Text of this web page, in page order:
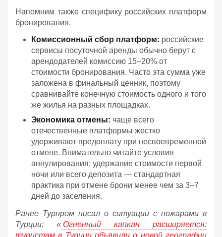
Напомним также специфику российских платформ
бронирования.
Комиссионный сбор платформ: российские
сервисы посуточной аренды обычно берут с
арендодателей комиссию 15–20% от
стоимости бронирования. Часто эта сумма уже
заложена в финальный ценник, поэтому
сравнивайте конечную стоимость одного и того
же жилья на разных площадках.
Экономика отмены: чаще всего
отечественные платформы жестко
удерживают предоплату при несвоевременной
отмене. Внимательно читайте условия
аннулирования: удержание стоимости первой
ночи или всего депозита — стандартная
практика при отмене брони менее чем за 3–7
дней до заселения.
Ранее Турпром писал о ситуации с пожарами в
Турции: « Огненный капкан расширяется:
туристам в Турции объявили о новой географии